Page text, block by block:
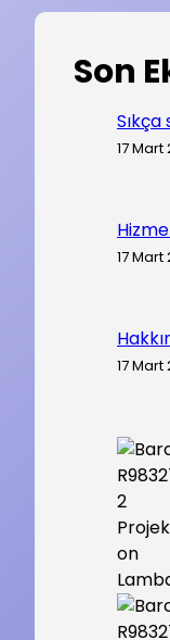
Son
17 Mart
17 Mart
17 Mart